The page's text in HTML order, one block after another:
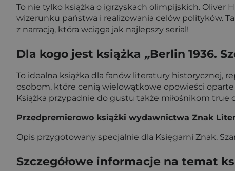
To nie tylko książka o igrzyskach olimpijskich. Oliver
wizerunku państwa i realizowania celów polityków.
z narracją, która wciąga jak najlepszy serial!
Dla kogo jest książka „Berlin 1936.
To idealna książka dla fanów literatury historycznej,
osobom, które cenią wielowątkowe opowieści
Książka przypadnie do gustu także miłośnikom true
Przedpremierowo książki wydawnictwa Znak
Opis przygotowany specjalnie dla Księgarni Znak.
Szczegółowe informacje na temat